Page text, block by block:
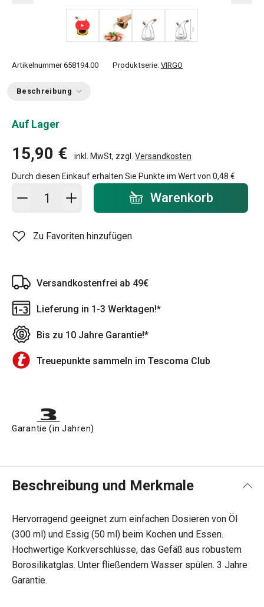
Artikelnummer 658194.00 Produktserie: VIRGO
Beschreibung
Auf Lager
15,90 € inkl. MwSt, zzgl. Versandkosten
Durch diesen Einkauf erhalten Sie Punkte im Wert von 0,48 €
In den Warenkorb - Menge Warenkorb
Zu Favoriten hinzufügen
Versandkostenfrei ab 49€
Lieferung in 1-3 Werktagen!*
Bis zu 10 Jahre Garantie!*
Treuepunkte sammeln im Tescoma Club
Garantie (in Jahren)
Beschreibung und Merkmale
Hervorragend geeignet zum einfachen Dosieren von Öl
(300 ml) und Essig (50 ml) beim Kochen und Essen.
Hochwertige Korkverschlüsse, das Gefäß aus robustem
Borosilikatglas. Unter fließendem Wasser spülen. 3 Jahre
Garantie.